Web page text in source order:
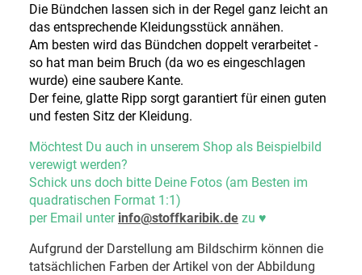
Die Bündchen lassen sich in der Regel ganz leicht an
das entsprechende Kleidungsstück annähen.
Am besten wird das Bündchen doppelt verarbeitet -
so hat man beim Bruch (da wo es eingeschlagen
wurde) eine saubere Kante.
Der feine, glatte Ripp sorgt garantiert für einen guten
und festen Sitz der Kleidung.
Möchtest Du auch in unserem Shop als Beispielbild
verewigt werden?
Schick uns doch bitte Deine Fotos (am Besten im
quadratischen Format 1:1)
per Email unter info@stoffkaribik.de zu ♥
Aufgrund der Darstellung am Bildschirm können die
tatsächlichen Farben der Artikel von der Abbildung